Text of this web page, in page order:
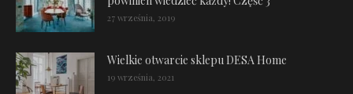
27 września, 2019
Wielkie otwarcie sklepu DESA Home
19 września, 2021